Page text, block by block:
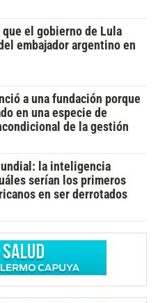
el gobierno de Lula
embajador argentino en
a una fundación porque
en una especie de
de la gestión
la inteligencia
serían los primeros
en ser derrotados